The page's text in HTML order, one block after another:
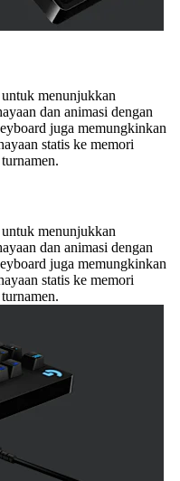
menunjukkan
dan animasi dengan
juga memungkinkan
statis ke memori
menunjukkan
dan animasi dengan
juga memungkinkan
statis ke memori